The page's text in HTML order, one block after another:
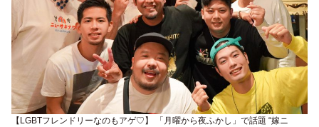
【LGBTフレンドリーなのもアゲ♡】 「月曜から夜ふかし」で話題 “嫁ニ